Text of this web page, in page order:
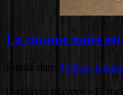
La cocaïne noire
Publié dans Polices
[jwplayer player= »1″